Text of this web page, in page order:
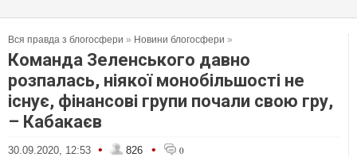
Вся правда з блогосфери » Новини блогосфери »
Команда Зеленського давно
розпалась, ніякої монобільшості не
існує, фінансові групи почали свою гру,
– Кабакаєв
30.09.2020, 12:53 • 826 • 0